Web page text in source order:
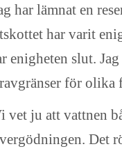
har lämnat en
har varit
enigheten slut.
för olika
vet ju att vattnen
Det